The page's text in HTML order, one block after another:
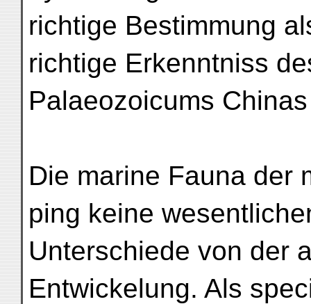
richtige Bestimmung
richtige Erkenntniss
Palaeozoicums
Die marine Fauna der
ping keine
Unterschiede von der
Entwickelung. Als